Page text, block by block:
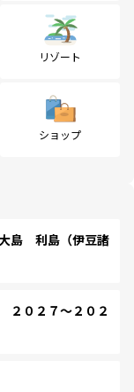
リゾート
ショップ
島 利島（伊豆諸
０２７～２０２